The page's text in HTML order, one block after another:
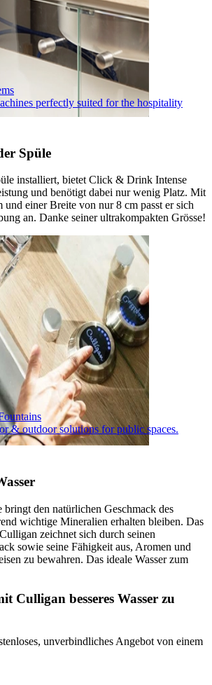
perfectly suited for the hospitality
& outdoor solutions for public spaces.
Spüle
installiert, bietet Click & Drink Intense
und benötigt dabei nur wenig Platz. Mit
einer Breite von nur 8 cm passt er sich
an. Danke seiner ultrakompakten Grösse!
den natürlichen Geschmack des
wichtige Mineralien erhalten bleiben. Das
zeichnet sich durch seinen
sowie seine Fähigkeit aus, Aromen und
zu bewahren. Das ideale Wasser zum
Culligan besseres Wasser zu
unverbindliches Angebot von einem